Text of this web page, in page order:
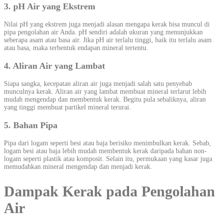
3. pH Air yang Ekstrem
Nilai pH yang ekstrem juga menjadi alasan mengapa kerak bisa muncul di
pipa pengolahan air Anda. pH sendiri adalah ukuran yang menunjukkan
seberapa asam atau basa air. Jika pH air terlalu tinggi, baik itu terlalu asam
atau basa, maka terbentuk endapan mineral tertentu.
4. Aliran Air yang Lambat
Siapa sangka, kecepatan aliran air juga menjadi salah satu penyebab
munculnya kerak. Aliran air yang lambat membuat mineral terlarut lebih
mudah mengendap dan membentuk kerak. Begitu pula sebaliknya, aliran
yang tinggi membuat partikel mineral terurai.
5. Bahan Pipa
Pipa dari logam seperti besi atau baja berisiko menimbulkan kerak. Sebab,
logam besi atau baja lebih mudah membentuk kerak daripada bahan non-
logam seperti plastik atau komposit. Selain itu, permukaan yang kasar juga
memudahkan mineral mengendap dan menjadi kerak.
Dampak Kerak pada Pengolahan
Air